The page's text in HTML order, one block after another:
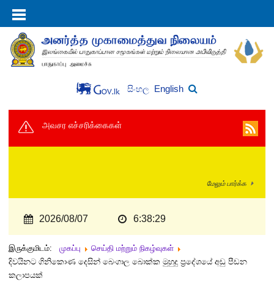
සිංහල English
அவசர எச்சரிக்கைகள்
மேலும் பார்க்க
2026/08/07 6:38:29
இருக்குமிடம்: முகப்பு
செய்தி மற்றும் நிகழ்வுகள்
දිවයිනට ගිනිකොණ දෙසින් බෙංගාල බොක්ක මුහුදු ප්‍රදේශයේ අඩු පීඩන
කලාපයක්